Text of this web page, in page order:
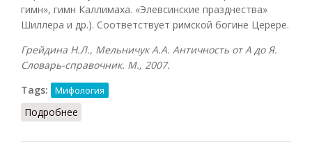
гимн», гимн Каллимаха. «Элевсинские празднества»
Шиллера и др.). Соответствует римской богине Церере.
Грейдина Н.Л., Мельничук А.А. Античность от А до Я.
Словарь-справочник. М., 2007.
Tags:
Мифология
Подробнее